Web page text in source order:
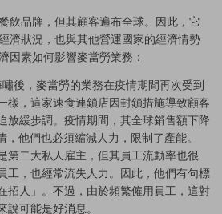
飲品牌，但其顧客遍布全球。因此，它
濟狀況，也與其他營運國家的經濟情勢
因素如何影響麥當勞業務：
後，麥當勞的業務在疫情期間再次受到
樣，這家速食連鎖店因封鎖措施導致顧客
放緩步調。疫情期間，其全球銷售額下降
，他們也必須縮減人力，限制了產能。
第二大私人雇主，但其員工流動率也很
工，也經常流失人力。因此，他們有句標
招人」。不過，由於頻繁僱用員工，這對
說可能是好消息。